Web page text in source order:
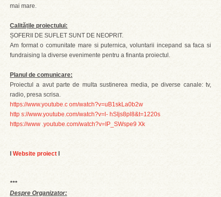
mai mare.
Calitățile proiectului:
ȘOFERII DE SUFLET SUNT DE NEOPRIT.
Am format o comunitate mare si puternica, voluntarii incepand sa faca si
fundraising la diverse evenimente pentru a finanta proiectul.
Planul de comunicare:
Proiectul a avut parte de multa sustinerea media, pe diverse canale: tv,
radio, presa scrisa.
https://www.youtube.c om/watch?v=uB1skLa0b2w
http s://www.youtube.com/watch?v=l- hSIjs8pl8&t=1220s
https://www .youtube.com/watch?v=IP_SWspe9 Xk
Website proiect
***
Despre Organizator: